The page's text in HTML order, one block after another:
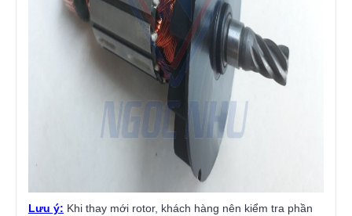
Lưu ý: Khi thay mới rotor, khách hàng nên kiểm tra phần